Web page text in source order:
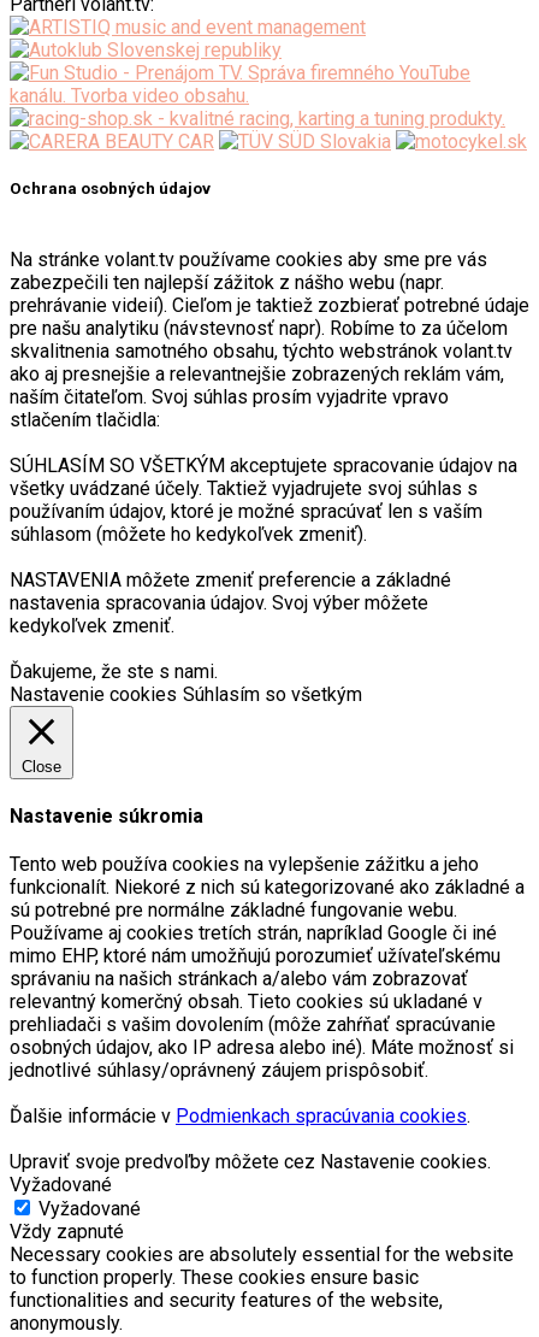
Ochrana osobných údajov
Na stránke volant.tv používame cookies aby sme pre vás
zabezpečili ten najlepší zážitok z nášho webu (napr.
prehrávanie videií). Cieľom je taktiež zozbierať potrebné údaje
pre našu analytiku (návstevnosť napr). Robíme to za účelom
skvalitnenia samotného obsahu, týchto webstránok volant.tv
ako aj presnejšie a relevantnejšie zobrazených reklám vám,
naším čitateľom. Svoj súhlas prosím vyjadrite vpravo
stlačením tlačidla:
SÚHLASÍM SO VŠETKÝM akceptujete spracovanie údajov na
všetky uvádzané účely. Taktiež vyjadrujete svoj súhlas s
používaním údajov, ktoré je možné spracúvať len s vaším
súhlasom (môžete ho kedykoľvek zmeniť).
NASTAVENIA môžete zmeniť preferencie a základné
nastavenia spracovania údajov. Svoj výber môžete
kedykoľvek zmeniť.
Ďakujeme, že ste s nami.
Nastavenie cookies Súhlasím so všetkým
Close
Nastavenie súkromia
Tento web používa cookies na vylepšenie zážitku a jeho
funkcionalít. Niekoré z nich sú kategorizované ako základné a
sú potrebné pre normálne základné fungovanie webu.
Používame aj cookies tretích strán, napríklad Google či iné
mimo EHP, ktoré nám umožňujú porozumieť užívateľskému
správaniu na našich stránkach a/alebo vám zobrazovať
relevantný komerčný obsah. Tieto cookies sú ukladané v
prehliadači s vašim dovolením (môže zahŕňať spracúvanie
osobných údajov, ako IP adresa alebo iné). Máte možnosť si
jednotlivé súhlasy/oprávnený záujem prispôsobiť.
Ďalšie informácie v Podmienkach spracúvania cookies.
Upraviť svoje predvoľby môžete cez Nastavenie cookies.
Vyžadované
Vyžadované
Vždy zapnuté
Necessary cookies are absolutely essential for the website
to function properly. These cookies ensure basic
functionalities and security features of the website,
anonymously.